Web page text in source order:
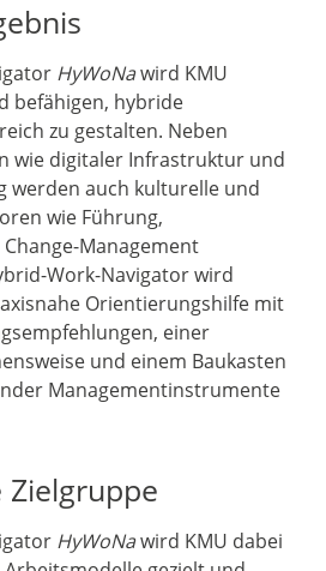
HyWoNawird KMU
befähigen, hybride
zu gestalten. Neben
wie digitaler Infrastruktur und
werden auch kulturelle und
wie Führung,
Management
Work-Navigator wird
Orientierungshilfe mit
einer
und einem Baukasten
Managementinstrumente
HyWoNawird KMU dabei